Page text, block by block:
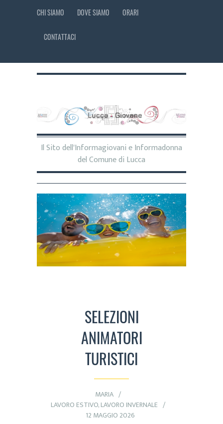
CHI SIAMO DOVE SIAMO ORARI
CONTATTACI
Il Sito dell'Informagiovani e Informadonna
del Comune di Lucca
SELEZIONI
ANIMATORI
TURISTICI
MARIA
LAVORO ESTIVO,LAVORO INVERNALE
12 MAGGIO 2026